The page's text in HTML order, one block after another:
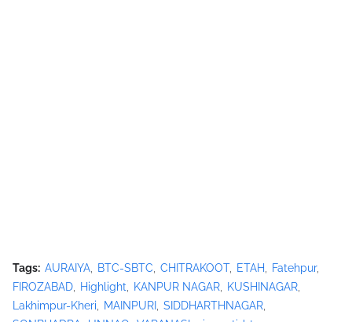
Tags: AURAIYA BTC-SBTC CHITRAKOOT ETAH
Fatehpur
FIROZABAD
Highlight KANPUR NAGAR
KUSHINAGAR
Lakhimpur-Kheri
MAINPURI
SIDDHARTHNAGAR